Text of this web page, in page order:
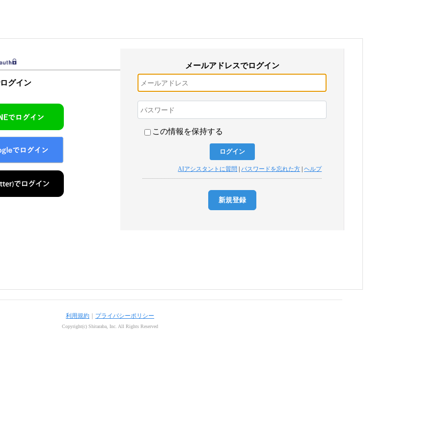
グイン
メールアドレスでログイン
この情報を保持する
AIアシスタントに質問 |パスワードを忘れた方 |ヘルプ
新規登録
利用規約 プライバシーポリシー
Copyright(c) Shitaraba, Inc. All Rights Reserved